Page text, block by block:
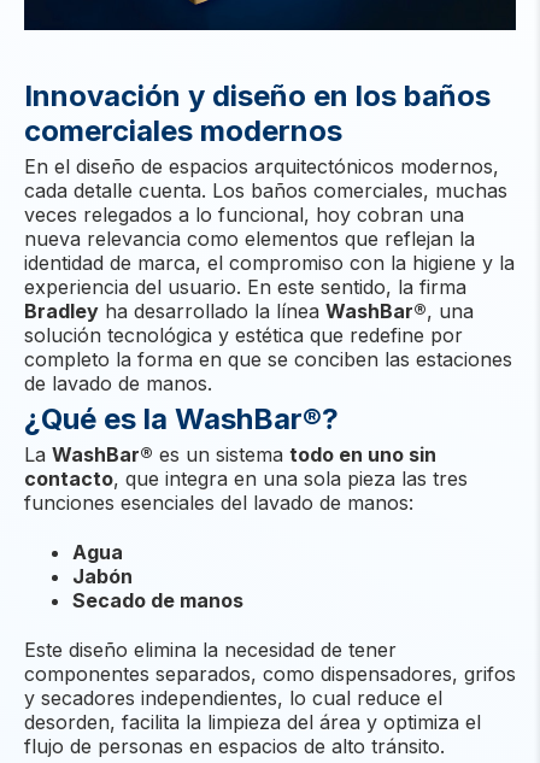
Innovación y diseño en los baños
comerciales modernos
En el diseño de espacios arquitectónicos modernos,
cada detalle cuenta. Los baños comerciales, muchas
veces relegados a lo funcional, hoy cobran una
nueva relevancia como elementos que reflejan la
identidad de marca, el compromiso con la higiene y la
experiencia del usuario. En este sentido, la firma
Bradley ha desarrollado la línea WashBar®, una
solución tecnológica y estética que redefine por
completo la forma en que se conciben las estaciones
de lavado de manos.
¿Qué es la WashBar®?
La WashBar® es un sistema todo en uno sin
contacto, que integra en una sola pieza las tres
funciones esenciales del lavado de manos:
Agua
Jabón
Secado de manos
Este diseño elimina la necesidad de tener
componentes separados, como dispensadores, grifos
y secadores independientes, lo cual reduce el
desorden, facilita la limpieza del área y optimiza el
flujo de personas en espacios de alto tránsito.